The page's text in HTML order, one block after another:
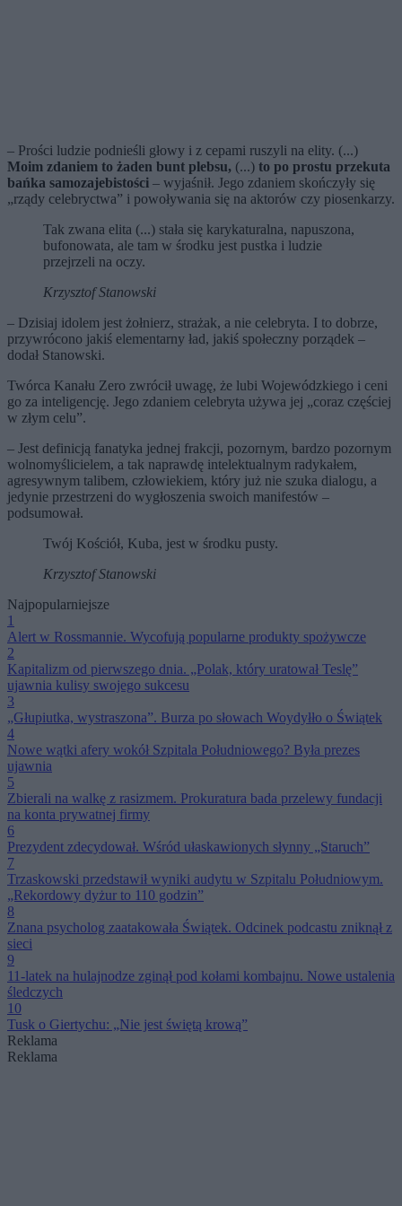
– Prości ludzie podnieśli głowy i z cepami ruszyli na elity. (...)
Moim zdaniem to żaden bunt plebsu, (...) to po prostu przekuta
bańka samozajebistości – wyjaśnił. Jego zdaniem skończyły się
„rządy celebryctwa” i powoływania się na aktorów czy piosenkarzy.
Tak zwana elita (...) stała się karykaturalna, napuszona,
bufonowata, ale tam w środku jest pustka i ludzie
przejrzeli na oczy.
Krzysztof Stanowski
– Dzisiaj idolem jest żołnierz, strażak, a nie celebryta. I to dobrze,
przywrócono jakiś elementarny ład, jakiś społeczny porządek –
dodał Stanowski.
Twórca Kanału Zero zwrócił uwagę, że lubi Wojewódzkiego i ceni
go za inteligencję. Jego zdaniem celebryta używa jej „coraz częściej
w złym celu”.
– Jest definicją fanatyka jednej frakcji, pozornym, bardzo pozornym
wolnomyślicielem, a tak naprawdę intelektualnym radykałem,
agresywnym talibem, człowiekiem, który już nie szuka dialogu, a
jedynie przestrzeni do wygłoszenia swoich manifestów –
podsumował.
Twój Kościół, Kuba, jest w środku pusty.
Krzysztof Stanowski
Najpopularniejsze
1
Alert w Rossmannie. Wycofują popularne produkty spożywcze
2
Kapitalizm od pierwszego dnia. „Polak, który uratował Teslę”
ujawnia kulisy swojego sukcesu
3
„Głupiutka, wystraszona”. Burza po słowach Woydyłło o Świątek
4
Nowe wątki afery wokół Szpitala Południowego? Była prezes
ujawnia
5
Zbierali na walkę z rasizmem. Prokuratura bada przelewy fundacji
na konta prywatnej firmy
6
Prezydent zdecydował. Wśród ułaskawionych słynny „Staruch”
7
Trzaskowski przedstawił wyniki audytu w Szpitalu Południowym.
„Rekordowy dyżur to 110 godzin”
8
Znana psycholog zaatakowała Świątek. Odcinek podcastu zniknął z
sieci
9
11-latek na hulajnodze zginął pod kołami kombajnu. Nowe ustalenia
śledczych
10
Tusk o Giertychu: „Nie jest świętą krową”
Reklama
Reklama